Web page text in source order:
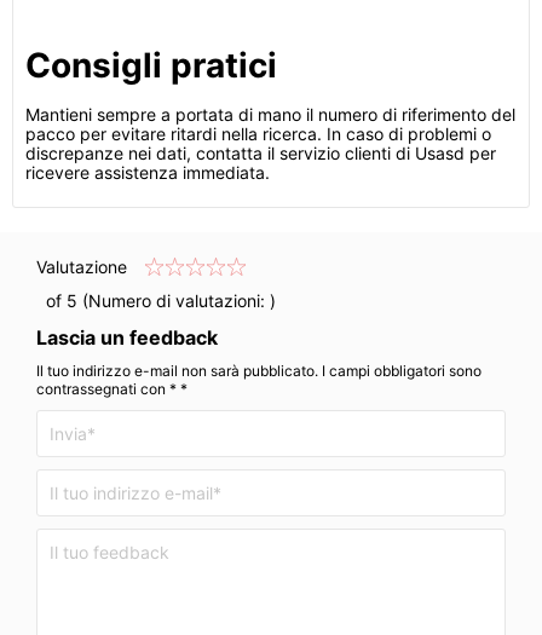
Consigli pratici
Mantieni sempre a portata di mano il numero di riferimento del
pacco per evitare ritardi nella ricerca. In caso di problemi o
discrepanze nei dati, contatta il servizio clienti di Usasd per
ricevere assistenza immediata.
Valutazione
of 5 (Numero di valutazioni: )
Lascia un feedback
Il tuo indirizzo e-mail non sarà pubblicato. I campi obbligatori sono
contrassegnati con * *